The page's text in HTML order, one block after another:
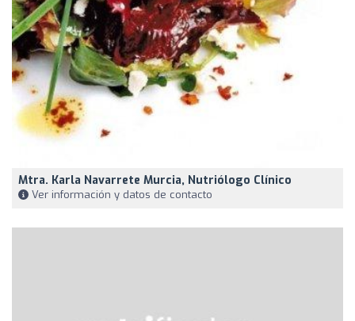
Mtra. Karla Navarrete Murcia, Nutriólogo Clínico
Ver información y datos de contacto